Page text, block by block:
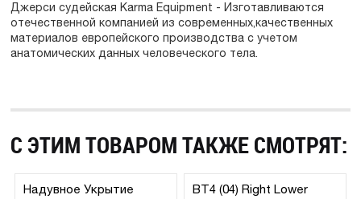
Джерси судейская Karma Equipment - Изготавливаются
отечественной компанией из современных,качественных
материалов европейского производства с учетом
анатомических данных человеческого тела.
С ЭТИМ ТОВАРОМ ТАКЖЕ СМОТРЯТ:
Надувное Укрытие
BT4 (04) Right Lower